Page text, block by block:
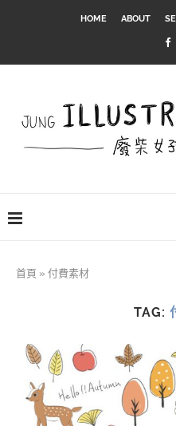
HOME ABOUT
首頁 » 付費素材
TAG: